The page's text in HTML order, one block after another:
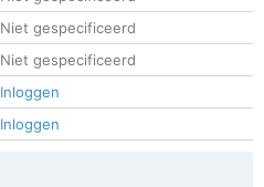
Niet gespecificeerd
Niet gespecificeerd
Inloggen
Inloggen